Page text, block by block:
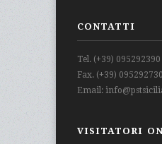
CONTATTI
Tel. (+39) 095292390
Fax. (+39) 095292730
Email:
VISITATORI